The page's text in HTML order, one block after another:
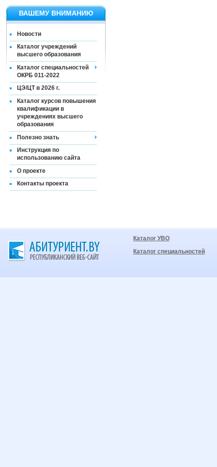
ВАШЕМУ ВНИМАНИЮ
Новости
Каталог учреждений
высшего образования
Каталог специальностей
ОКРБ 011-2022
ЦЭ/ЦТ в 2026 г.
Каталог курсов повышения
квалификации в
учреждениях высшего
образования
Полезно знать
Инструкция по
использованию сайта
О проекте
Контакты проекта
Каталог УВО
Каталог специальностей